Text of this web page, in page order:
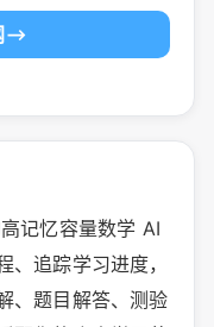
记忆容量数学 AI
追踪学习进度，
、题目解答、测验